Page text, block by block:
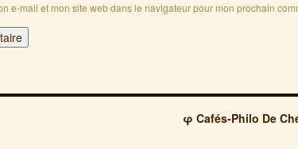
e-mail et mon site web dans le navigateur pour mon prochain
φ Cafés-Philo De